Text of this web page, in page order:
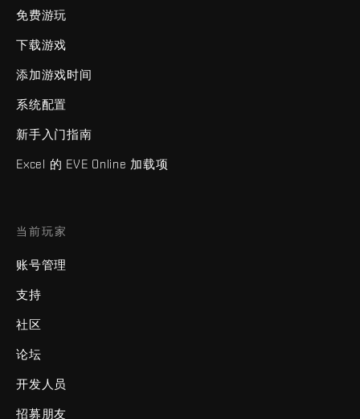
免费游玩
下载游戏
添加游戏时间
系统配置
新手入门指南
Excel 的 EVE Online 加载项
当前玩家
账号管理
支持
社区
论坛
开发人员
招募朋友